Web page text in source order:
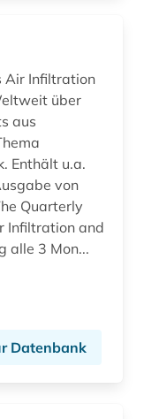
Air Infiltration
über
aus
Enthält u.a.
von
Quarterly
Infiltration and
alle 3 Mon...
Datenbank